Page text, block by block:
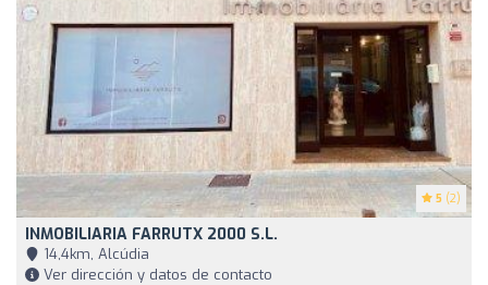
5 (2)
INMOBILIARIA FARRUTX 2000 S.L.
14,4km, Alcúdia
Ver dirección y datos de contacto